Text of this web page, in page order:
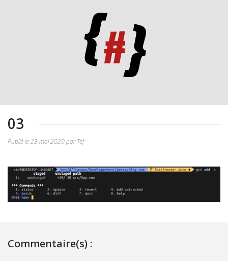
03
Publié le 23 mai 2020 par Tef
Commentaire(s) :